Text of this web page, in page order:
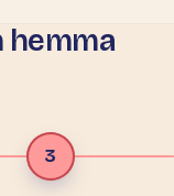
hemma
3